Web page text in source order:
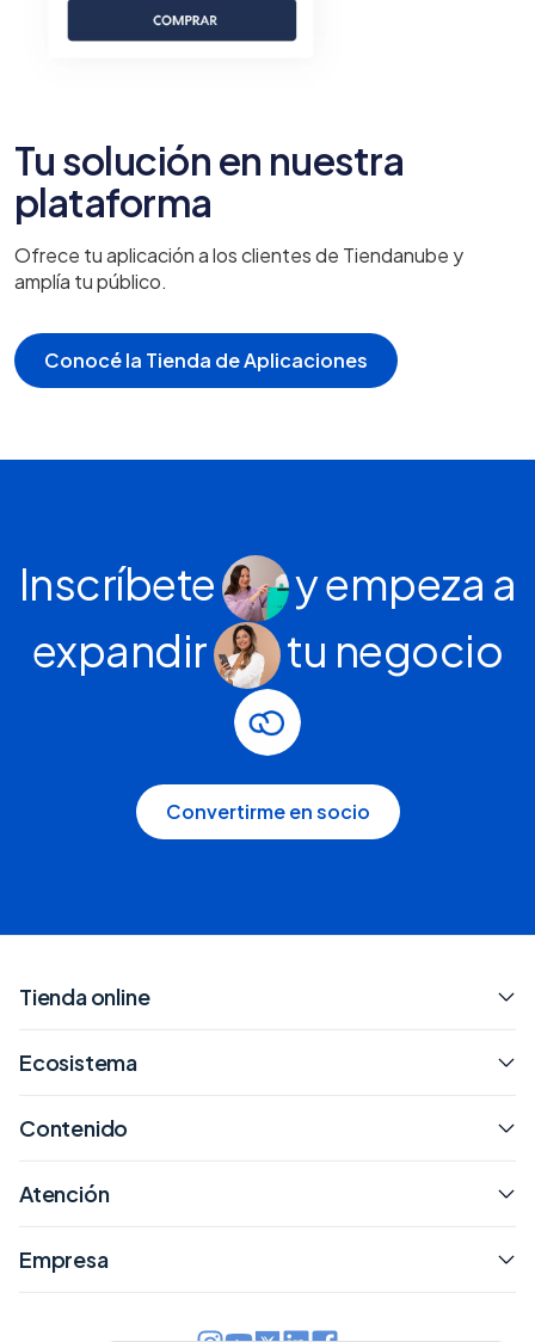
Tu solución en nuestra
plataforma
Ofrece tu aplicación a los clientes de Tiendanube y
amplía tu público.
Conocé la Tienda de Aplicaciones
Inscríbete
y empeza a
expandir
tu negocio
Convertirme en socio
Tienda online
Ecosistema
Contenido
Atención
Empresa